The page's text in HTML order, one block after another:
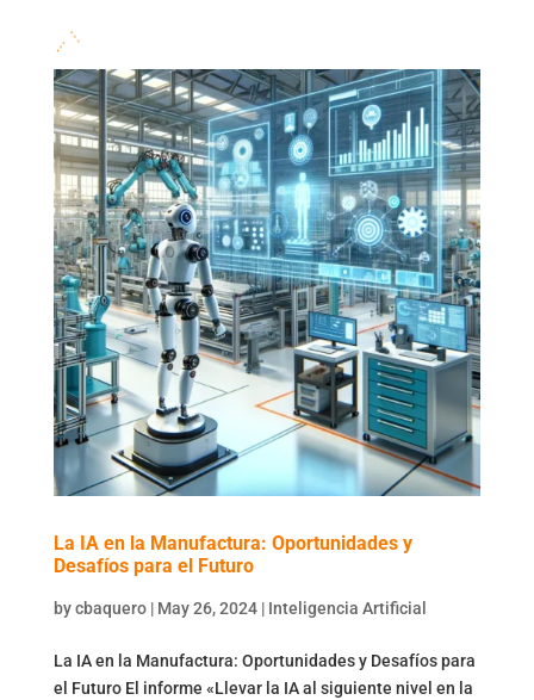
La IA en la Manufactura: Oportunidades y
Desafíos para el Futuro
bycbaquero| May 26, 2024| Inteligencia Artificial
La IA en la Manufactura: Oportunidades y Desafíos para
el Futuro El informe «Llevar la IA al siguiente nivel en la